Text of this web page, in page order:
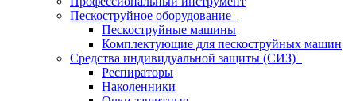
Пескоструйное оборудование
Пескоструйные машины
Комплектующие для пескоструйных машин
Средства индивидуальной защиты (СИЗ)
Респираторы
Наколенники